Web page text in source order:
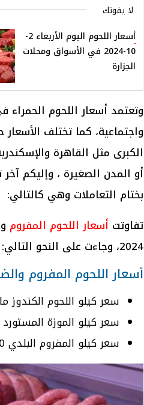
لا يفوتك
أسعار اللحوم اليوم الأربعاء 2-
10-2024 في الأسواق ومحلات
الجزارة
وتعتمد أسعار اللحوم
واجتماعية، كما تختلف
الكبرى مثل القاهرة
بختام التعاملات وهي كالتالي:
تفاوتت أسعار اللحوم المفروم
2024، وجاءت على النحو التالي:
أسعار اللحوم المفروم
سعر كيلو اللحوم الكندوز ما بين 380 و
سعر كيلو الموزة المستورد 320 والكبدة المجمدة 160 جنيها.
سعر كيلو المفروم البلدي 350 إلي 400 جنيهًا